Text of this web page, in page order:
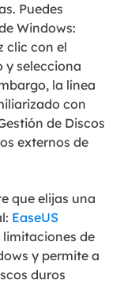
Puedes
Windows:
clic con el
y selecciona
la línea
con
de Discos
externos de
que elijas una
EaseUS
limitaciones de
y permite a
duros